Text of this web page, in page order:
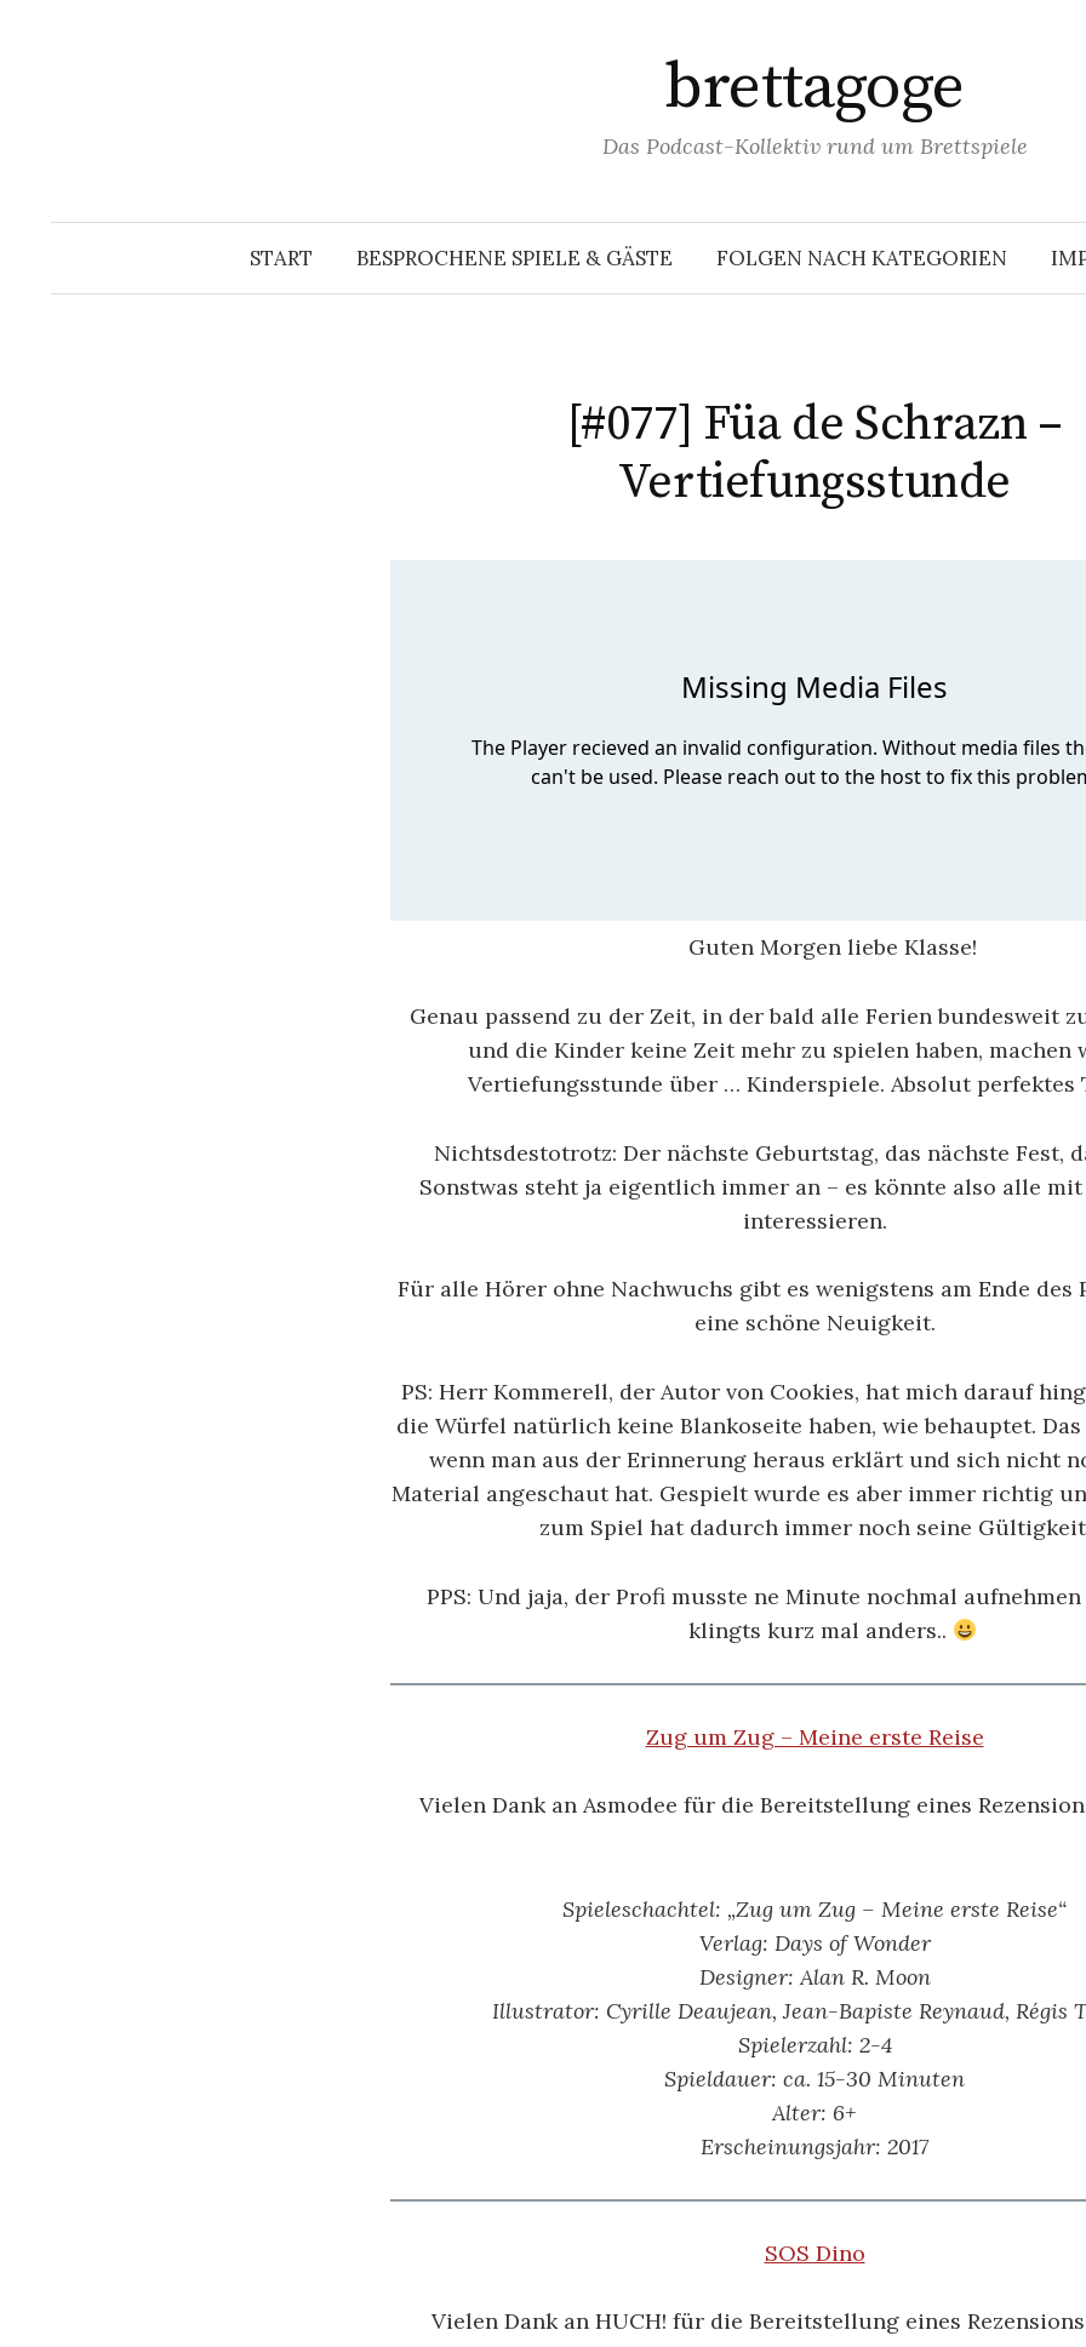
brettagoge
Das Podcast-Kollektiv rund um Brettspiele
START BESPROCHENE SPIELE & GÄSTE FOLGEN NACH KATEGORIEN
[#077] Füa de Schrazn –
Vertiefungsstunde
Guten Morgen liebe Klasse!
Genau passend zu der Zeit, in der bald alle Ferien bundesweit
und die Kinder keine Zeit mehr zu spielen haben, machen
Vertiefungsstunde über … Kinderspiele. Absolut perfektes
Nichtsdestotrotz: Der nächste Geburtstag, das nächste Fest,
Sonstwas steht ja eigentlich immer an – es könnte also alle
interessieren.
Für alle Hörer ohne Nachwuchs gibt es wenigstens am Ende des
eine schöne Neuigkeit.
PS: Herr Kommerell, der Autor von Cookies, hat mich darauf
die Würfel natürlich keine Blankoseite haben, wie behauptet.
wenn man aus der Erinnerung heraus erklärt und sich nicht
Material angeschaut hat. Gespielt wurde es aber immer richtig
zum Spiel hat dadurch immer noch seine
PPS: Und jaja, der Profi musste ne Minute nochmal
klingts kurz mal anders..
Zug um Zug – Meine erste Reise
Vielen Dank an Asmodee für die Bereitstellung eines
Spieleschachtel: „Zug um Zug – Meine erste Reise“
Verlag: Days of Wonder
Designer: Alan R. Moon
Illustrator: Cyrille Deaujean, Jean-Bapiste Reynaud, Régis
Spielerzahl: 2-4
Spieldauer: ca. 15-30 Minuten
Alter: 6+
Erscheinungsjahr: 2017
SOS Dino
Vielen Dank an HUCH! für die Bereitstellung eines